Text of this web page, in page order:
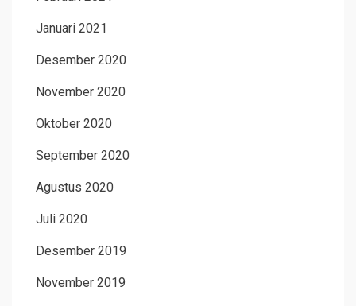
Januari 2021
Desember 2020
November 2020
Oktober 2020
September 2020
Agustus 2020
Juli 2020
Desember 2019
November 2019